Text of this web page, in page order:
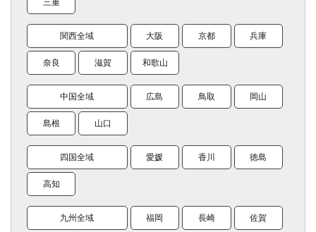
関西全域 大阪 京都 兵庫
奈良 滋賀 和歌山
中国全域 広島 鳥取 岡山
島根 山口
四国全域 愛媛 香川 徳島
高知
九州全域 福岡 長崎 佐賀